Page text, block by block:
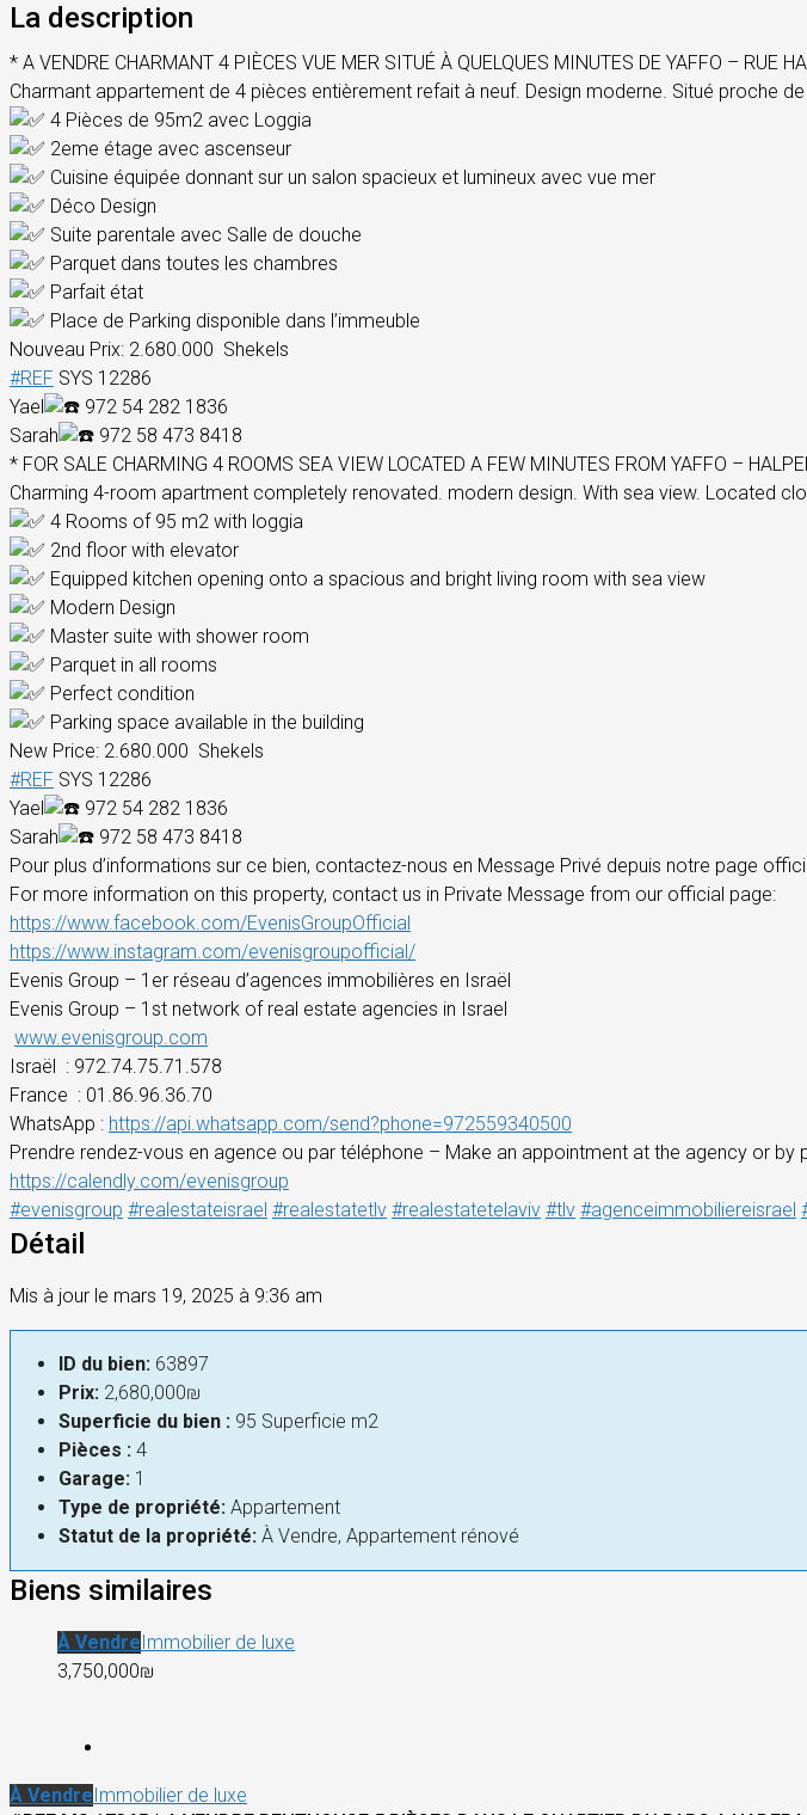
La description
* A VENDRE CHARMANT 4 PIÈCES VUE MER SITUÉ À QUELQUES MINUTES DE YAFFO – RUE
Charmant appartement de 4 pièces entièrement refait à neuf. Design moderne. Situé proche
4 Pièces de 95m2 avec Loggia
2eme étage avec ascenseur
Cuisine équipée donnant sur un salon spacieux et lumineux avec vue mer
Déco Design
Suite parentale avec Salle de douche
Parquet dans toutes les chambres
Parfait état
Place de Parking disponible dans l’immeuble
Nouveau Prix: 2.680.000 Shekels
#REF SYS 12286
Yael
972 54 282 1836
Sarah
972 58 473 8418
* FOR SALE CHARMING 4 ROOMS SEA VIEW LOCATED A FEW MINUTES FROM YAFFO –
Charming 4-room apartment completely renovated. modern design. With sea view. Located
4 Rooms of 95 m2 with loggia
2nd floor with elevator
Equipped kitchen opening onto a spacious and bright living room with sea view
Modern Design
Master suite with shower room
Parquet in all rooms
Perfect condition
Parking space available in the building
New Price: 2.680.000 Shekels
#REF SYS 12286
Yael
972 54 282 1836
Sarah
972 58 473 8418
Pour plus d’informations sur ce bien, contactez-nous en Message Privé depuis notre page
For more information on this property, contact us in Private Message from our official page:
https://www.facebook.com/EvenisGroupOfficial
https://www.instagram.com/evenisgroupofficial/
Evenis Group – 1er réseau d’agences immobilières en Israël
Evenis Group – 1st network of real estate agencies in Israel
www.evenisgroup.com
Israël : 972.74.75.71.578
France : 01.86.96.36.70
WhatsApp : https://api.whatsapp.com/send?phone=972559340500
Prendre rendez-vous en agence ou par téléphone – Make an appointment at the agency or by
https://calendly.com/evenisgroup
#evenisgroup #realestateisrael #realestatetlv #realestatetelaviv #tlv #agenceimmobiliereisrael
Détail
Mis à jour le mars 19, 2025 à 9:36 am
ID du bien: 63897
Prix: 2,680,000₪
Superficie du bien : 95 Superficie m2
Pièces : 4
Garage: 1
Type de propriété: Appartement
Statut de la propriété: À Vendre, Appartement rénové
Biens similaires
À VendreImmobilier de luxe
3,750,000₪
À VendreImmobilier de luxe